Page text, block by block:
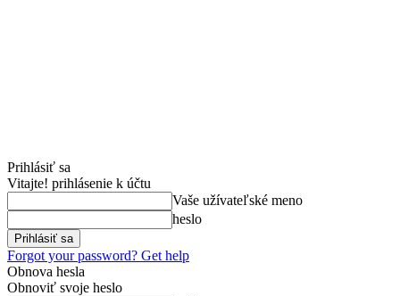
Prihlásiť sa
Vitajte! prihlásenie k účtu
Vaše užívateľské meno
heslo
Forgot your password? Get help
Obnova hesla
Obnoviť svoje heslo